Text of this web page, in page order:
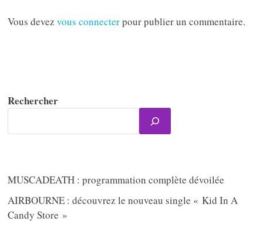
Vous devezvous connecterpour publier un commentaire.
Rechercher
MUSCADEATH : programmation complète dévoilée
AIRBOURNE : découvrez le nouveau single « Kid In A
Candy Store »